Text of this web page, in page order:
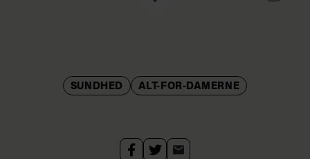
SUNDHED ALT-FOR-DAMERNE